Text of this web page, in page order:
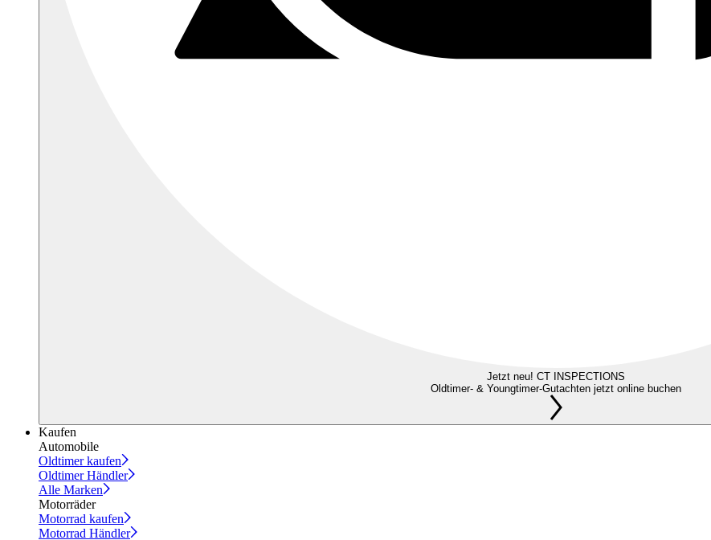
Jetzt neu! CT INSPECTIONS
Oldtimer- & Youngtimer-Gutachten jetzt online buchen
Kaufen
Automobile
Oldtimer kaufen
Oldtimer Händler
Alle Marken
Motorräder
Motorrad kaufen
Motorrad Händler